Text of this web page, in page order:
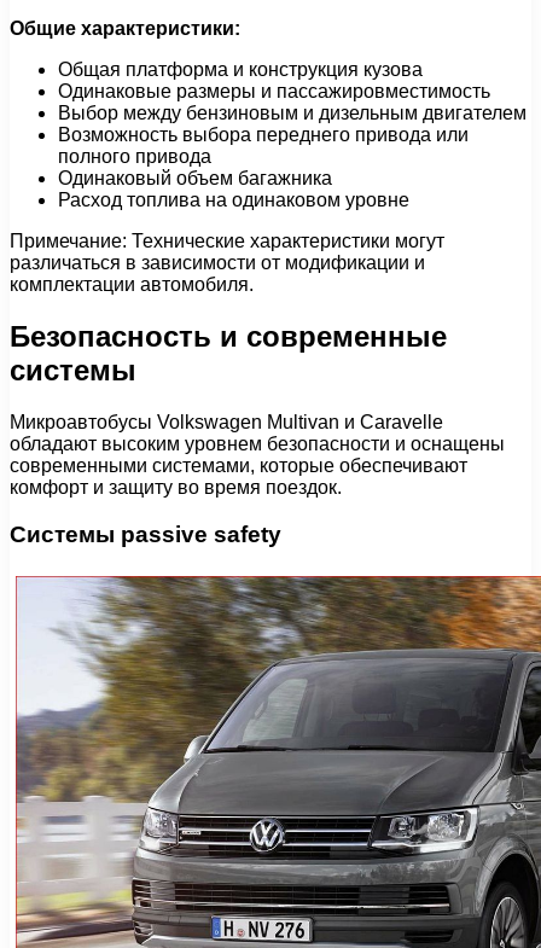
Общие характеристики:
Общая платформа и конструкция кузова
Одинаковые размеры и пассажировместимость
Выбор между бензиновым и дизельным двигателем
Возможность выбора переднего привода или
полного привода
Одинаковый объем багажника
Расход топлива на одинаковом уровне
Примечание: Технические характеристики могут
различаться в зависимости от модификации и
комплектации автомобиля.
Безопасность и современные
системы
Микроавтобусы Volkswagen Multivan и Caravelle
обладают высоким уровнем безопасности и оснащены
современными системами, которые обеспечивают
комфорт и защиту во время поездок.
Системы passivе safety